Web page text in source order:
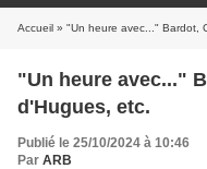
Accueil » "Un heure avec..." Bardot,
"Un heure avec..."
d'Hugues, etc.
Publié le 25/10/2024 à 10:46
Par ARB